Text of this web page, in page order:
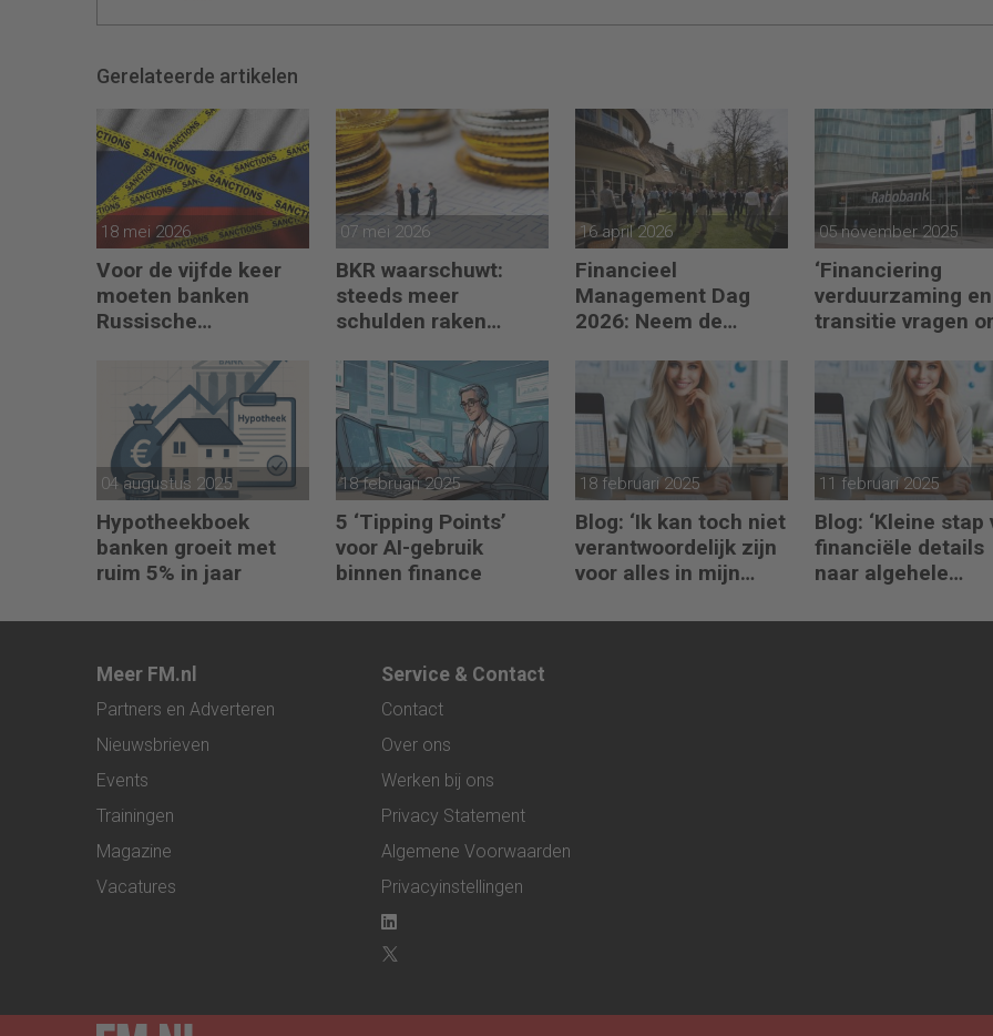
Gerelateerde artikelen
18 mei 2026
Voor de vijfde keer
moeten banken
Russische
07 mei 2026
BKR waarschuwt:
steeds meer
schulden raken
16 april 2026
Financieel
Management Dag
2026: Neem de
05 november 2025
‘Financiering
verduurzaming en
transitie vragen
04 augustus 2025
Hypotheekboek
banken groeit met
ruim 5% in jaar
18 februari 2025
5 ‘Tipping Points’
voor AI-gebruik
binnen finance
18 februari 2025
Blog: ‘Ik kan toch niet
verantwoordelijk zijn
voor alles in mijn
11 februari 2025
Blog: ‘Kleine stap
financiële details
naar algehele
Meer FM.nl
Partners en Adverteren
Nieuwsbrieven
Events
Trainingen
Magazine
Vacatures
Service & Contact
Contact
Over ons
Werken bij ons
Privacy Statement
Algemene Voorwaarden
Privacyinstellingen